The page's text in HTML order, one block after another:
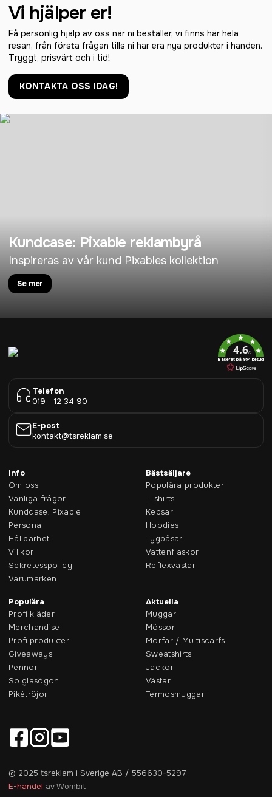
Vi hjälper er!
Få personlig hjälp av oss när ni beställer, vi finns här hela
resan, från första frågan tills ni har era nya produkter i handen.
Tryggt, prisvärt och i tid!
KONTAKTA OSS IDAG!
Kundcase: Pixable reklambyrå
Inspireras av vår kund Pixables kollektion
Se mer
4.6/5
Baserat på 954 betyg
Telefon
019 - 12 34 90
E-post
kontakt@tsreklam.se
Info
Om oss
Vanliga frågor
Kundcase: Pixable
Personal
Hållbarhet
Villkor
Sekretesspolicy
Varumärken
Bästsäljare
Populära produkter
T-shirts
Kepsar
Hoodies
Tygpåsar
Vattenflaskor
Reflexvästar
Populära
Profilkläder
Merchandise
Profilprodukter
Giveaways
Pennor
Solglasögon
Pikétröjor
Aktuella
Muggar
Mössor
Morfar / Multiscarfs
Sweatshirts
Jackor
Västar
Termosmuggar
© 2025 tsreklam i Sverige AB / 556630-5297
E-handel av Wombit